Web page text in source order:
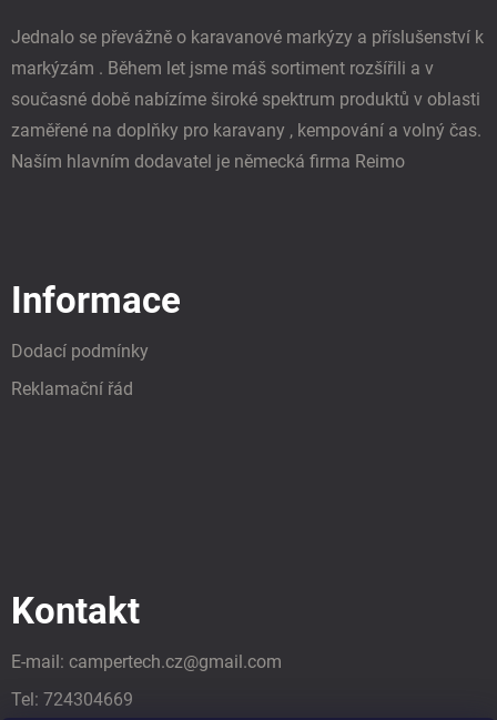
Jednalo se převážně o karavanové markýzy a příslušenství k
markýzám . Během let jsme máš sortiment rozšířili a v
současné době nabízíme široké spektrum produktů v oblasti
zaměřené na doplňky pro karavany , kempování a volný čas.
Naším hlavním dodavatel je německá firma Reimo
Informace
Dodací podmínky
Reklamační řád
Kontakt
E-mail: campertech.cz@gmail.com
Tel: 724304669